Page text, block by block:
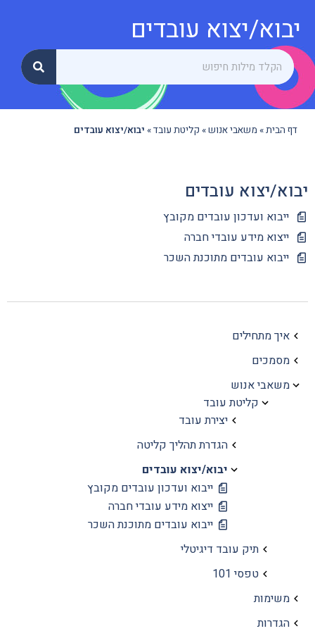
יבוא/יצוא עובדים
דף הבית» משאבי אנוש» קליטת עובד» יבוא/יצוא עובדים
איך מתחילים
מסמכים
משאבי אנוש
קליטת עובד
יצירת עובד
הגדרת תהליך קליטה
יבוא/יצוא עובדים
ייבוא ועדכון עובדים מקובץ
ייצוא מידע עובדי חברה
ייבוא עובדים מתוכנת השכר
תיק עובד דיגיטלי
טפסי 101
משימות
הגדרות
יבוא/יצוא עובדים
ייבוא ועדכון עובדים מקובץ
ייצוא מידע עובדי חברה
ייבוא עובדים מתוכנת השכר